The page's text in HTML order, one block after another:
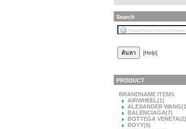
Search
[Help]
PRODUCT
BRANDNAME ITEMS
AIRWHEEL (1)
ALEXANDER WANG
BALENCIAGA(7)
BOTTEGA VENETA(2)
BOYY(5)